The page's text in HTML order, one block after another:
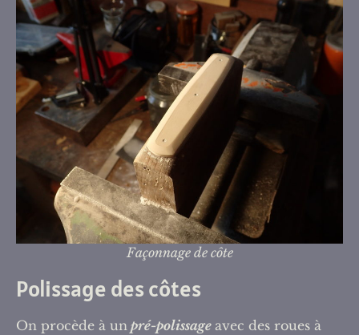
Façonnage de côte
Polissage des côtes
On procède à un pré-polissage avec des roues à